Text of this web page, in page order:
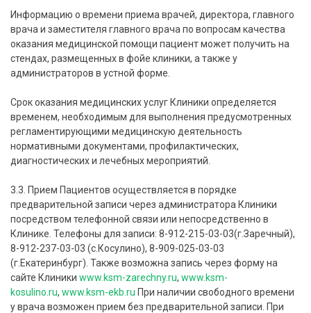
Информацию о времени приема врачей, директора, главного
врача и заместителя главного врача по вопросам качества
оказания медицинской помощи пациент может получить на
стендах, размещенных в фойе клиники, а также у
администраторов в устной форме.
Срок оказания медицинских услуг Клиники определяется
временем, необходимым для выполнения предусмотренных
регламентирующими медицинскую деятельность
нормативными документами, профилактических,
диагностических и лечебных мероприятий.
3.3. Прием Пациентов осуществляется в порядке
предварительной записи через администратора Клиники
посредством телефонной связи или непосредственно в
Клинике. Телефоны для записи: 8-912-215-03-03(г.Заречный),
8-912-237-03-03 (с.Косулино), 8-909-025-03-03
(г.Екатеринбург). Также возможна запись через форму на
сайте Клиники www.ksm-zarechny.ru, www.ksm-
kosulino.ru, www.ksm-ekb.ru При наличии свободного времени
у врача возможен прием без предварительной записи. При